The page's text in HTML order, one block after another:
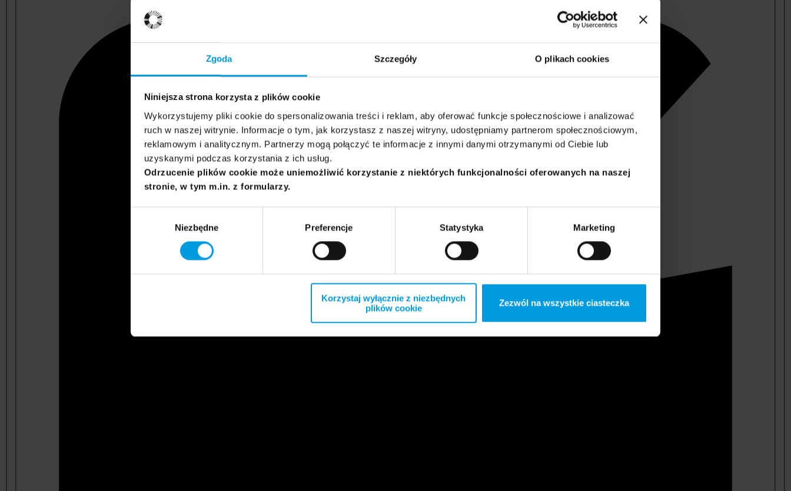
Zgoda Szczegóły O plikach cookies
Niniejsza strona korzysta z plików cookie
Wykorzystujemy pliki cookie do spersonalizowania treści i reklam, aby oferować funkcje społecznościowe i analizować
ruch w naszej witrynie. Informacje o tym, jak korzystasz z naszej witryny, udostępniamy partnerom społecznościowym,
reklamowym i analitycznym. Partnerzy mogą połączyć te informacje z innymi danymi otrzymanymi od Ciebie lub
uzyskanymi podczas korzystania z ich usług.
Odrzucenie plików cookie może uniemożliwić korzystanie z niektórych funkcjonalności oferowanych na naszej
stronie, w tym m.in. z formularzy.
Niezbędne Preferencje Statystyka Marketing
Korzystaj wyłącznie z niezbędnych
plików cookie
Zezwól na wszystkie ciasteczka